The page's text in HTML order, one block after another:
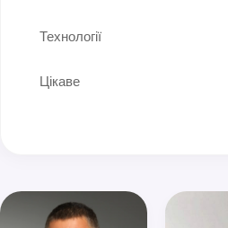
Технології
Цікаве